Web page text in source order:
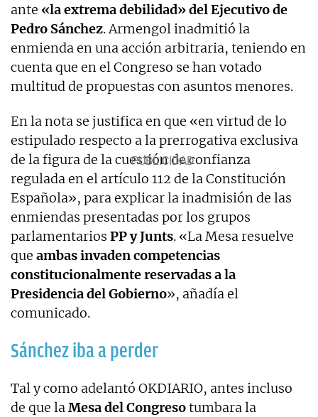
ante «la extrema debilidad» del Ejecutivo de
Pedro Sánchez. Armengol inadmitió la
enmienda en una acción arbitraria, teniendo en
cuenta que en el Congreso se han votado
multitud de propuestas con asuntos menores.
En la nota se justifica en que «en virtud de lo
estipulado respecto a la prerrogativa exclusiva
de la figura de la cuestión de confianza
regulada en el artículo 112 de la Constitución
Española», para explicar la inadmisión de las
enmiendas presentadas por los grupos
parlamentarios PP y Junts. «La Mesa resuelve
que ambas invaden competencias
constitucionalmente reservadas a la
Presidencia del Gobierno», añadía el
comunicado.
Sánchez iba a perder
Tal y como adelantó OKDIARIO, antes incluso
de que laMesa del Congresotumbara la